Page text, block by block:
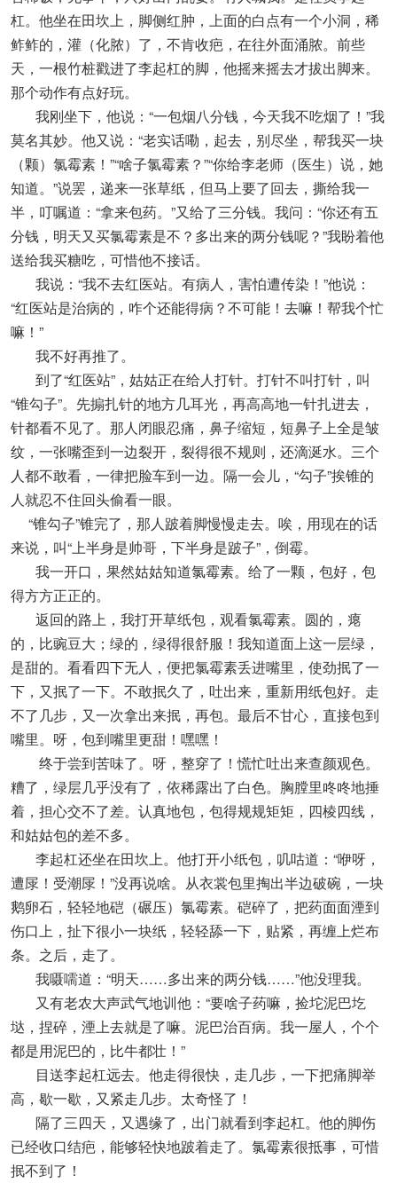
杠。他坐在田坎上，脚侧红肿，上面的白点有一个小洞，稀
鲊鲊的，灌（化脓）了，不肯收疤，在往外面涌脓。前些
天，一根竹桩戳进了李起杠的脚，他摇来摇去才拔出脚来。
那个动作有点好玩。
我刚坐下，他说：“一包烟八分钱，今天我不吃烟了！”我
莫名其妙。他又说：“老实话嘞，起去，别尽坐，帮我买一块
（颗）氯霉素！”“啥子氯霉素？”“你给李老师（医生）说，她
知道。”说罢，递来一张草纸，但马上要了回去，撕给我一
半，叮嘱道：“拿来包药。”又给了三分钱。我问：“你还有五
分钱，明天又买氯霉素是不？多出来的两分钱呢？”我盼着他
送给我买糖吃，可惜他不接话。
我说：“我不去红医站。有病人，害怕遭传染！”他说：
“红医站是治病的，咋个还能得病？不可能！去嘛！帮我个忙
嘛！”
我不好再推了。
到了“红医站”，姑姑正在给人打针。打针不叫打针，叫
“锥勾子”。先搧扎针的地方几耳光，再高高地一针扎进去，
针都看不见了。那人闭眼忍痛，鼻子缩短，短鼻子上全是皱
纹，一张嘴歪到一边裂开，裂得很不规则，还滴涎水。三个
人都不敢看，一律把脸车到一边。隔一会儿，“勾子”挨锥的
人就忍不住回头偷看一眼。
“锥勾子”锥完了，那人跛着脚慢慢走去。唉，用现在的话
来说，叫“上半身是帅哥，下半身是跛子”，倒霉。
我一开口，果然姑姑知道氯霉素。给了一颗，包好，包
得方方正正的。
返回的路上，我打开草纸包，观看氯霉素。圆的，瘪
的，比豌豆大；绿的，绿得很舒服！我知道面上这一层绿，
是甜的。看看四下无人，便把氯霉素丢进嘴里，使劲抿了一
下，又抿了一下。不敢抿久了，吐出来，重新用纸包好。走
不了几步，又一次拿出来抿，再包。最后不甘心，直接包到
嘴里。呀，包到嘴里更甜！嘿嘿！
终于尝到苦味了。呀，整穿了！慌忙吐出来查颜观色。
糟了，绿层几乎没有了，依稀露出了白色。胸膛里咚咚地捶
着，担心交不了差。认真地包，包得规规矩矩，四棱四线，
和姑姑包的差不多。
李起杠还坐在田坎上。他打开小纸包，叽咕道：“咿呀，
遭㞗！受潮㞗！”没再说啥。从衣裳包里掏出半边破碗，一块
鹅卵石，轻轻地硙（碾压）氯霉素。硙碎了，把药面面湮到
伤口上，扯下很小一块纸，轻轻舔一下，贴紧，再缠上烂布
条。之后，走了。
我嗫嚅道：“明天……多出来的两分钱……”他没理我。
又有老农大声武气地训他：“要啥子药嘛，捡坨泥巴圪
垯，捏碎，湮上去就是了嘛。泥巴治百病。我一屋人，个个
都是用泥巴的，比牛都壮！”
目送李起杠远去。他走得很快，走几步，一下把痛脚举
高，歇一歇，又紧走几步。太奇怪了！
隔了三四天，又遇缘了，出门就看到李起杠。他的脚伤
已经收口结疤，能够轻快地跛着走了。氯霉素很抵事，可惜
抿不到了！